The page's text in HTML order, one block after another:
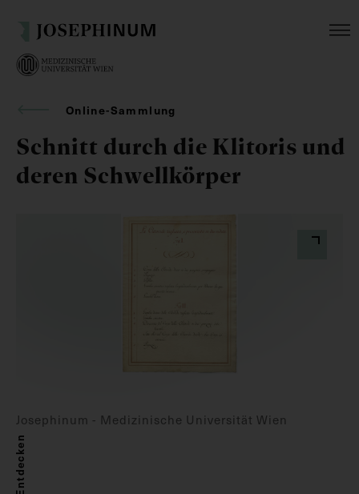
Online-Sammlung
Schnitt durch die Klitoris und
deren Schwellkörper
Josephinum - Medizinische Universität Wien
Entdecken